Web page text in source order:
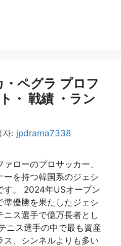
ペグラ プロフ
・ 戦績 ・ラン
자: jpdrama7338
ローのプロサッカー、
を持つ韓国系のジェシ
す。 2024年USオープン
準優勝を果たしたジェシ
ニス選手で億万長者とし
ニス選手の中で最も資産
ス、シンネルよりも多い